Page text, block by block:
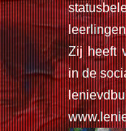
Zij heeft
in de